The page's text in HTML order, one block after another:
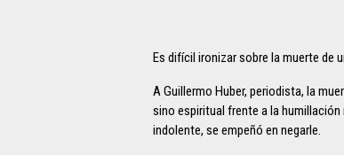
Es difícil ironizar sobre la muerte de
A Guillermo Huber, periodista, la
sino espiritual frente a la
indolente, se empeñó en negarle.